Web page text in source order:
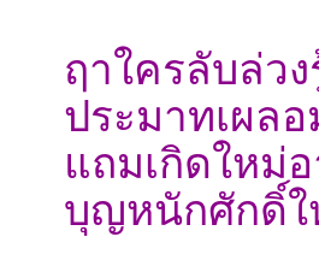
ฤาใครลับล่
ประมาทเผ
แถมเกิดใหม่
บุญหนักศักดิ์